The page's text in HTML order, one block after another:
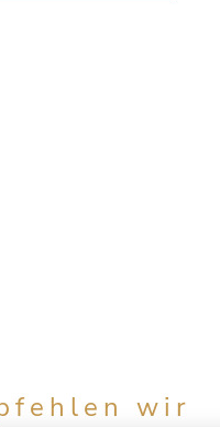
wir